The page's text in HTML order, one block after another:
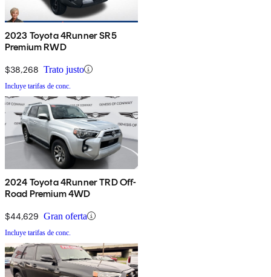
2023 Toyota 4Runner SR5
Premium RWD
$38,268 Trato justo
Incluye tarifas de conc.
2024 Toyota 4Runner TRD Off-
Road Premium 4WD
$44,629 Gran oferta
Incluye tarifas de conc.